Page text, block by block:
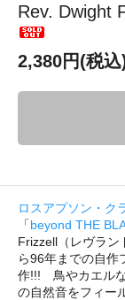
Rev. Dwight
2,380円(税込
ロスアプソン・ク
「beyond THE
Frizzell（レヴラン
ら96年までの自作
作!!! 鳥やカエル
の自然音をフィー